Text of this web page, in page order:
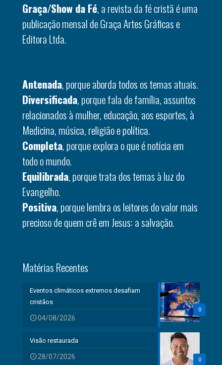
Graça/Show da Fé, a revista da fé cristã é uma
publicação mensal de Graça Artes Gráficas e
Editora Ltda.
Antenada, porque aborda todos os temas atuais.
Diversificada, porque fala de família, assuntos
relacionados à mulher, educação, aos esportes, à
Medicina, música, religião e política.
Completa, porque explora o que é notícia em
todo o mundo.
Equilibrada, porque trata dos temas à luz do
Evangelho.
Positiva, porque lembra os leitores do valor mais
precioso de quem crê em Jesus: a salvação.
Matérias Recentes
0
Eventos climáticos extremos desafiam
cristãos
04/08/2026
0
Visão restaurada
28/07/2026